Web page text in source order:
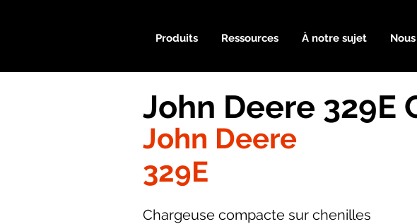
Produits Ressources À notre sujet
John Deere
John Deere
329E
Chargeuse compacte sur chenilles